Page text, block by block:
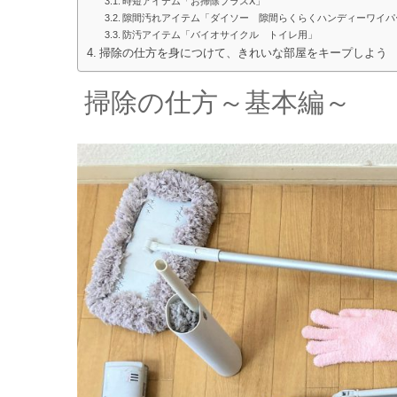
隙間汚れアイテム「ダイソー 隙間らくらくハンディーワイパ
防汚アイテム「バイオサイクル トイレ用」
掃除の仕方を身につけて、きれいな部屋をキープしよう
掃除の仕方～基本編～